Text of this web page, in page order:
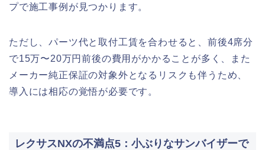
プで施工事例が見つかります。
ただし、パーツ代と取付工賃を合わせると、前後4席分
で15万〜20万円前後の費用がかかることが多く、また
メーカー純正保証の対象外となるリスクも伴うため、
導入には相応の覚悟が必要です。
レクサスNXの不満点5：小ぶりなサンバイザーで